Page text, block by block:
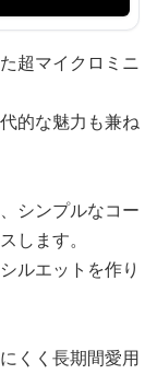
超マイクロミニ
的な魅力も兼ね
シンプルなコー
します。
ルエットを作り
くく長期間愛用